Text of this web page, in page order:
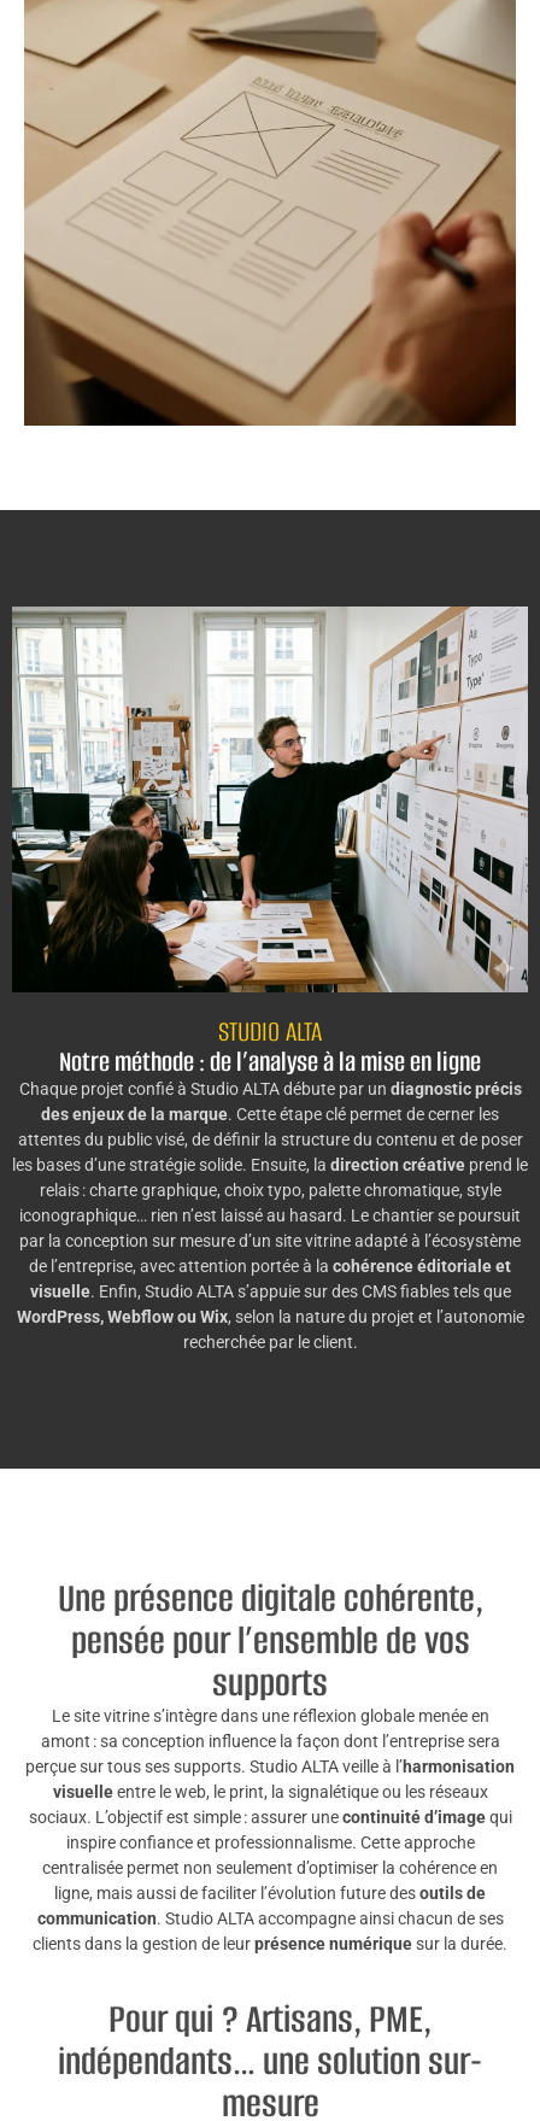
STUDIO ALTA
Notre méthode : de l’analyse à la mise en ligne
Chaque projet confié à Studio ALTA débute par un diagnostic précis
des enjeux de la marque. Cette étape clé permet de cerner les
attentes du public visé, de définir la structure du contenu et de poser
les bases d’une stratégie solide. Ensuite, la direction créative prend le
relais : charte graphique, choix typo, palette chromatique, style
iconographique… rien n’est laissé au hasard. Le chantier se poursuit
par la conception sur mesure d’un site vitrine adapté à l’écosystème
de l’entreprise, avec attention portée à la cohérence éditoriale et
visuelle. Enfin, Studio ALTA s’appuie sur des CMS fiables tels que
WordPress, Webflow ou Wix, selon la nature du projet et l’autonomie
recherchée par le client.
Une présence digitale cohérente,
pensée pour l’ensemble de vos
supports
Le site vitrine s’intègre dans une réflexion globale menée en
amont : sa conception influence la façon dont l’entreprise sera
perçue sur tous ses supports. Studio ALTA veille à l’harmonisation
visuelleentre le web, le print, la signalétique ou les réseaux
sociaux. L’objectif est simple : assurer unecontinuité d’imagequi
inspire confiance et professionnalisme. Cette approche
centralisée permet non seulement d’optimiser la cohérence en
ligne, mais aussi de faciliter l’évolution future desoutils de
communication. Studio ALTA accompagne ainsi chacun de ses
clients dans la gestion de leurprésence numériquesur la durée.
Pour qui ? Artisans, PME,
indépendants… une solution sur-
mesure